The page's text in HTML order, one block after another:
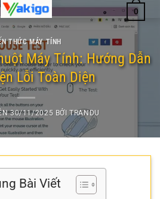
0
THỨC MÁY TÍNH
Máy Tính: Hướng Dẫn
Lỗi Toàn Diện
30/11/2025 BỞITRANDU
Bài Viết